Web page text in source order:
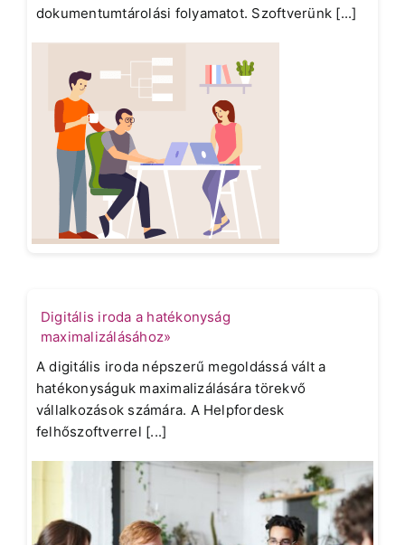
dokumentumtárolási folyamatot. Szoftverünk [...]
Digitális iroda a hatékonyság
maximalizálásához»
A digitális iroda népszerű megoldássá vált a
hatékonyságuk maximalizálására törekvő
vállalkozások számára. A Helpfordesk
felhőszoftverrel [...]